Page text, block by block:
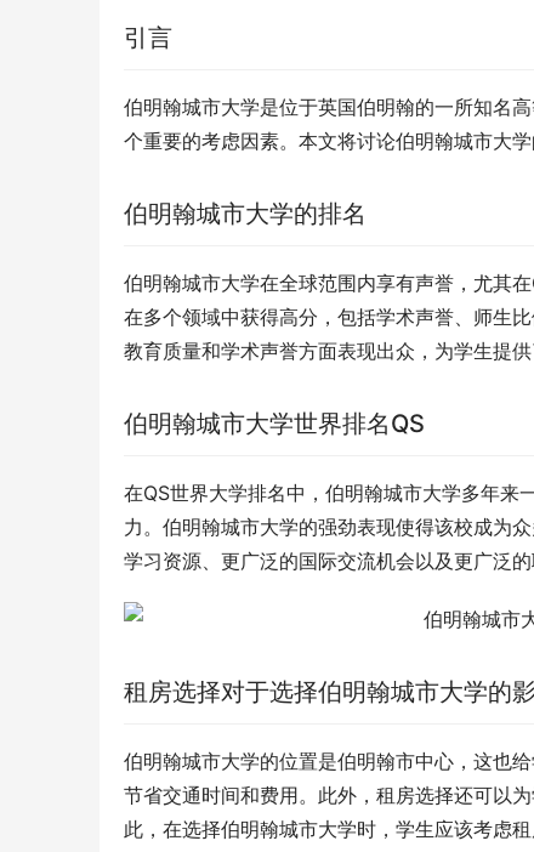
引言
伯明翰城市大学是位于英国伯明翰的一所知名
个重要的考虑因素。本文将讨论伯明翰城市大
伯明翰城市大学的排名
伯明翰城市大学在全球范围内享有声誉，尤其
在多个领域中获得高分，包括学术声誉、师生
教育质量和学术声誉方面表现出众，为学生提
伯明翰城市大学世界排名QS
在QS世界大学排名中，伯明翰城市大学多年来
力。伯明翰城市大学的强劲表现使得该校成为
学习资源、更广泛的国际交流机会以及更广泛的
租房选择对于选择伯明翰城市大学的
伯明翰城市大学的位置是伯明翰市中心，这也
节省交通时间和费用。此外，租房选择还可以
此，在选择伯明翰城市大学时，学生应该考虑